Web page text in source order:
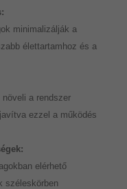
minimalizálják a
élettartamhoz és a
a rendszer
ezzel a működés
elérhető
széleskörben